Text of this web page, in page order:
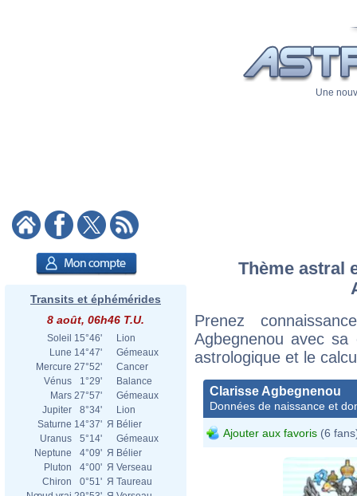
Une
Transits et éphémérides
8 août, 06h46 T.U.
Soleil 15°46'
Lion
Lune 14°47'
Gémeaux
Mercure 27°52'
Cancer
Vénus
1°29'
Balance
Mars 27°57'
Gémeaux
Jupiter
8°34'
Lion
Saturne 14°37' Я Bélier
Uranus
5°14'
Gémeaux
Neptune
4°09' Я Bélier
Pluton
4°00' Я Verseau
Chiron
0°51' Я Taureau
Thème astral
Prenez
Agbegnenou avec
astrologique et le
Clarisse Agbegnenou
Données de naissance et
Ajouter aux favoris (6